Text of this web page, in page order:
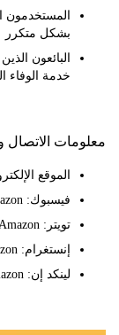
المستخدمون الذين
بشكل متكرر
خدمة الوفاء الذاتي
الاتصال ووسائل
الموقع الإلكتروني: sell.amazon.com/tools/amazon-seller-app
فيسبوك: www.facebook.com/SellonAmazon
تويتر: x.com/Sell_on_Amazon
إنستغرام: www.instagram.com/sellonamazon
لينكد إن: www.linkedin.com/showcase/sellwithamazon